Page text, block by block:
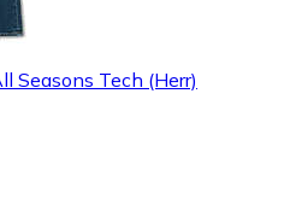
Seasons Tech (Herr)